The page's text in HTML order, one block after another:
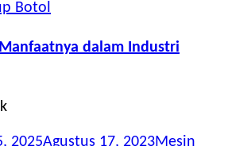
Botol
dalam Industri
2025Agustus 17, 2023Mesin